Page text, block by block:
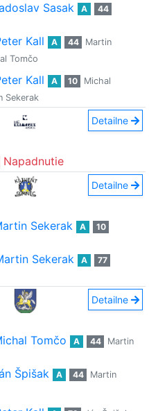
Sasak A
44
Kall A 44
Martin
Tomčo
Kall A 10
Michal
Sekerak
Detailne
Napadnutie
Detailne
Sekerak A
10
Sekerak A
77
Detailne
Tomčo A 44
Martin
Špišak A 44
Martin